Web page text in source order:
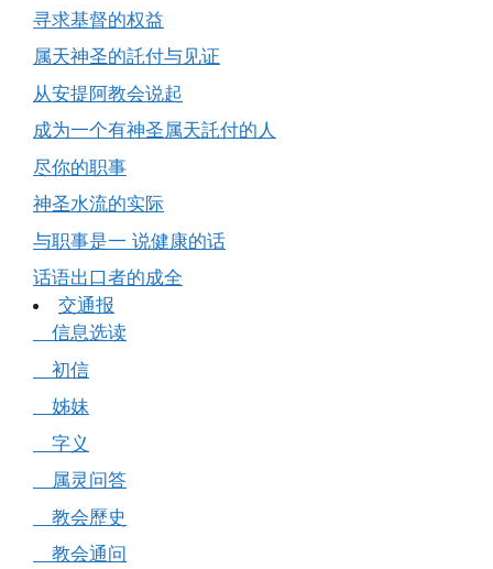
寻求基督的权益
属天神圣的託付与见证
从安提阿教会说起
成为一个有神圣属天託付的人
尽你的职事
神圣水流的实际
与职事是一 说健康的话
话语出口者的成全
交通报
信息选读
初信
姊妹
字义
属灵问答
教会歷史
教会通问